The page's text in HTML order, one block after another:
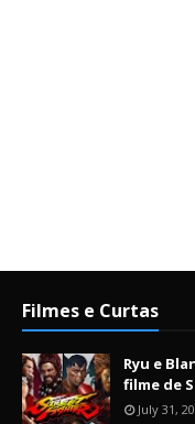
Filmes e Curtas
Ryu e
filme de
July 31,